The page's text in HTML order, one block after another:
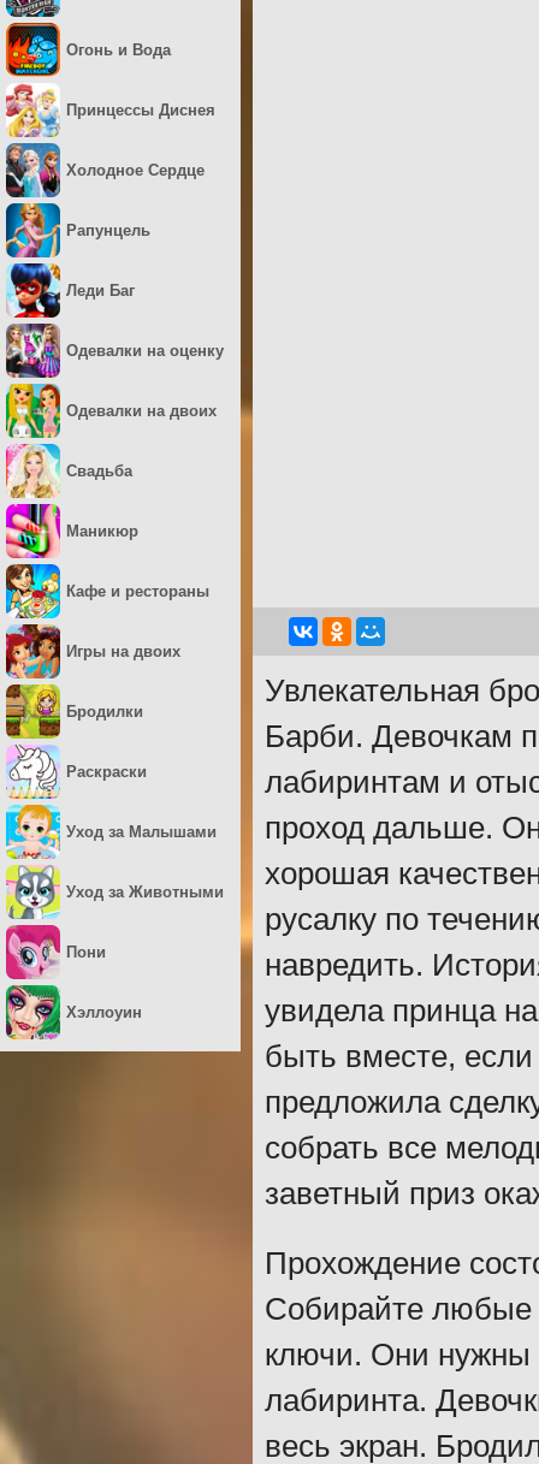
Увлекательная
Барби. Девочкам
лабиринтам и
проход дальше.
хорошая
русалку по
навредить.
увидела принца
быть вместе,
предложила
собрать все
заветный приз
Прохождение
Собирайте любые
ключи. Они нужны
лабиринта.
весь экран.
Огонь и Вода
Принцессы Диснея
Холодное Сердце
Рапунцель
Леди Баг
Одевалки на оценку
Одевалки на двоих
Свадьба
Маникюр
Кафе и рестораны
Игры на двоих
Бродилки
Раскраски
Уход за Малышами
Уход за Животными
Пони
Хэллоуин